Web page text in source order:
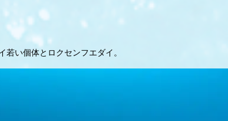
若い個体とロクセンフエダイ。